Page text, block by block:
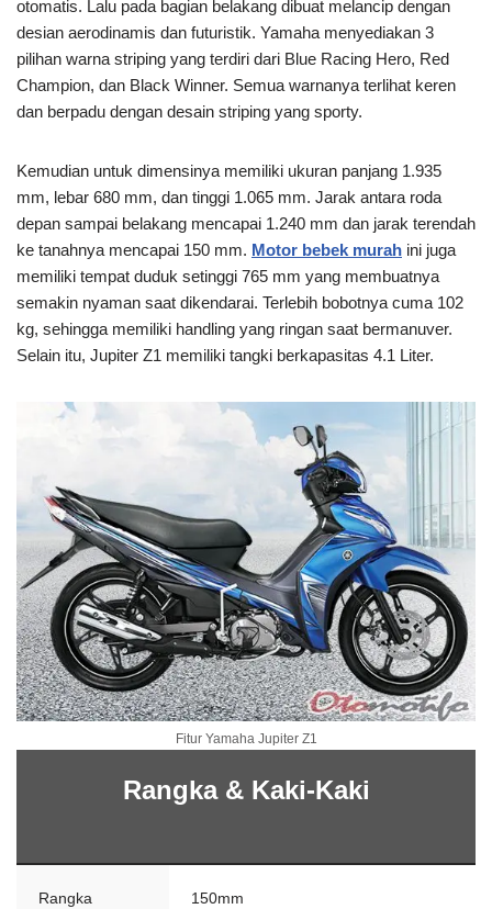
otomatis. Lalu pada bagian belakang dibuat melancip dengan
desian aerodinamis dan futuristik. Yamaha menyediakan 3
pilihan warna striping yang terdiri dari Blue Racing Hero, Red
Champion, dan Black Winner. Semua warnanya terlihat keren
dan berpadu dengan desain striping yang sporty.
Kemudian untuk dimensinya memiliki ukuran panjang 1.935
mm, lebar 680 mm, dan tinggi 1.065 mm. Jarak antara roda
depan sampai belakang mencapai 1.240 mm dan jarak terendah
ke tanahnya mencapai 150 mm. Motor bebek murah ini juga
memiliki tempat duduk setinggi 765 mm yang membuatnya
semakin nyaman saat dikendarai. Terlebih bobotnya cuma 102
kg, sehingga memiliki handling yang ringan saat bermanuver.
Selain itu, Jupiter Z1 memiliki tangki berkapasitas 4.1 Liter.
Fitur Yamaha Jupiter Z1
Rangka & Kaki-Kaki
Rangka 150mm